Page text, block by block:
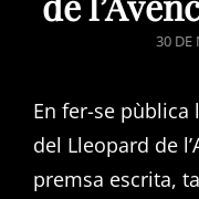
30 DE
En fer-se
del Lleopard de
premsa escrita,